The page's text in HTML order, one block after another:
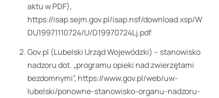
aktu w PDF),
https://isap.sejm.gov.pl/isap.nsf/download.xsp/W
DU19971110724/U/D19970724Lj.pdf
Gov.pl (Lubelski Urząd Wojewódzki) – stanowisko
nadzoru dot. „programu opieki nad zwierzętami
bezdomnymi”, https://www.gov.pl/web/uw-
lubelski/ponowne-stanowisko-organu-nadzoru-